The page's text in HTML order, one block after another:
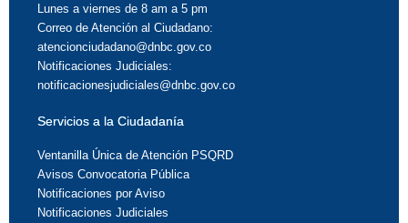
Lunes a viernes de 8 am a 5 pm
Correo de Atención al Ciudadano:
atencionciudadano@dnbc.gov.co
Notificaciones Judiciales:
notificacionesjudiciales@dnbc.gov.co
Servicios a la Ciudadanía
Ventanilla Única de Atención PSQRD
Avisos Convocatoria Pública
Notificaciones por Aviso
Notificaciones Judiciales